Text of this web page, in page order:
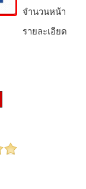
จำนวนหน้า
รายละเอียด